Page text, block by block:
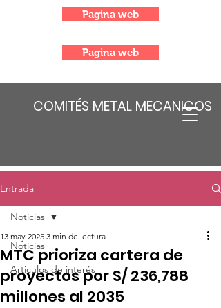
COMITÉS METAL MECANICOS
Pagina web
Pagina web
Entrada
Noticias
Articulos de interés
Noticias
MTC prioriza cartera de
proyectos por S/ 236,788
millones al 2035
13 may 2025 3 min de lectura